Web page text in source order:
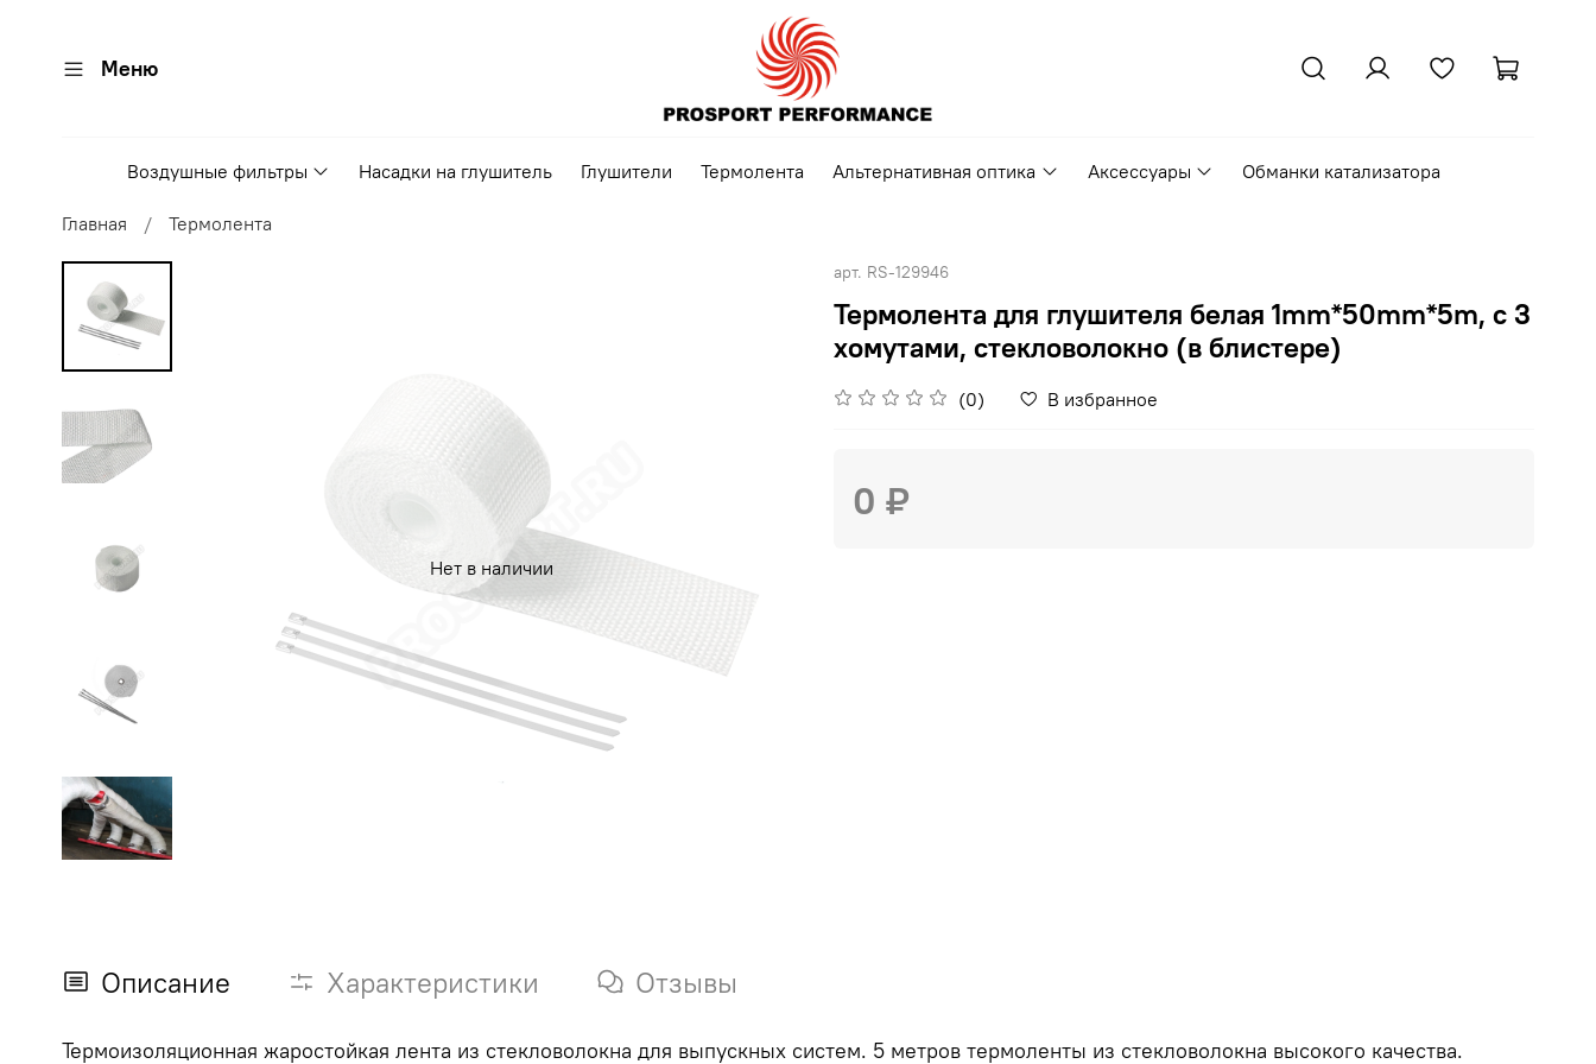
Меню
Воздушные фильтры Насадки на глушитель Глушители Термолента Альтернативная оптика Аксессуары Обманки катализатора
Главная Термолента
Нет в наличии
арт. RS-129946
Термолента для глушителя белая 1mm*50mm*5m, с 3
хомутами, стекловолокно (в блистере)
(0) В избранное
0 ₽
Описание Характеристики Отзывы
Термоизоляционная жаростойкая лента из стекловолокна для выпускных систем. 5 метров термоленты из стекловолокна высокого качества.